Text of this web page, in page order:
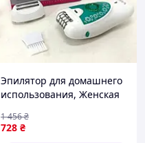
Эпилятор для домашнего
использования, Женская
Ручной эпилятор для л
Доставка по Украине
728 ₴
1 456₴